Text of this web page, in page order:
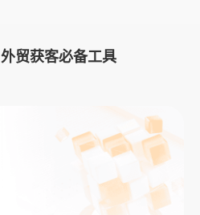
外贸获客必备工具